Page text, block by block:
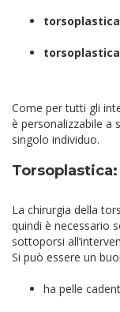
torsoplastica
Come per tutti gli
è personalizzabile a
singolo individuo.
La chirurgia della
quindi è necessario
sottoporsi
Si può essere un
ha pelle